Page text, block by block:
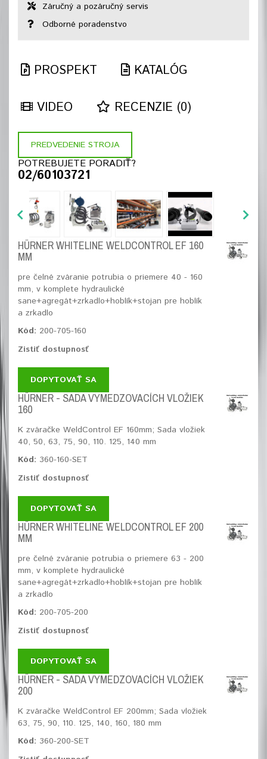
Záručný a pozáručný servis
Odborné poradenstvo
PROSPEKT KATALÓG
VIDEO RECENZIE (0)
PREDVEDENIE STROJA
POTREBUJETE PORADIŤ?
02/60103721
HÜRNER WHITELINE WELDCONTROL EF 160
MM
pre čelné zváranie potrubia o priemere 40 - 160
mm, v komplete hydraulické
sane+agregát+zrkadlo+hoblík+stojan pre hoblík
a zrkadlo
Kód: 200-705-160
Zistiť dostupnosť
DOPYTOVAŤ SA
HÜRNER - SADA VYMEDZOVACÍCH VLOŽIEK
160
K zváračke WeldControl EF 160mm; Sada vložiek
40, 50, 63, 75, 90, 110. 125, 140 mm
Kód: 360-160-SET
Zistiť dostupnosť
DOPYTOVAŤ SA
HÜRNER WHITELINE WELDCONTROL EF 200
MM
pre čelné zváranie potrubia o priemere 63 - 200
mm, v komplete hydraulické
sane+agregát+zrkadlo+hoblík+stojan pre hoblík
a zrkadlo
Kód: 200-705-200
Zistiť dostupnosť
DOPYTOVAŤ SA
HÜRNER - SADA VYMEDZOVACÍCH VLOŽIEK
200
K zváračke WeldControl EF 200mm; Sada vložiek
63, 75, 90, 110. 125, 140, 160, 180 mm
Kód: 360-200-SET